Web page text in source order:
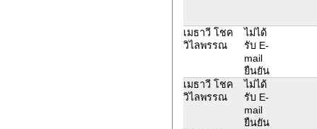
เมธาวี โชค
วิไลพรรณ
ไม่ได้
รับ E-
mail
ยืนยัน
เมธาวี โชค
วิไลพรรณ
ไม่ได้
รับ E-
mail
ยืนยัน